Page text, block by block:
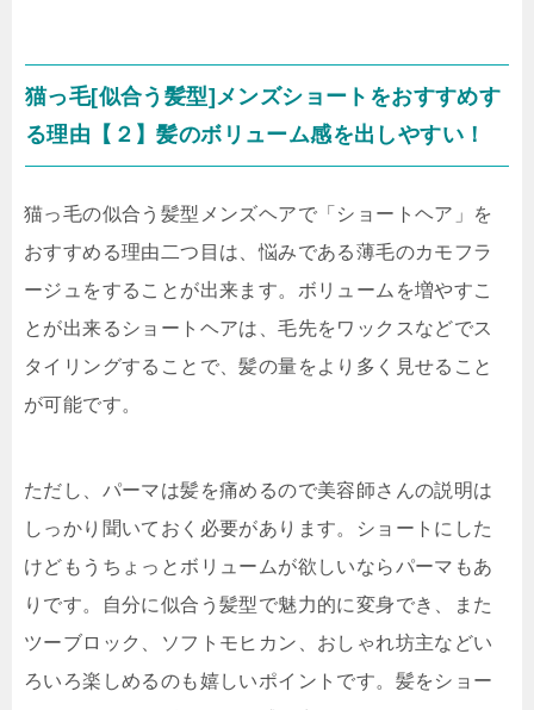
猫っ毛[似合う髪型]メンズショートをおすすめす
る理由【２】髪のボリューム感を出しやすい！
猫っ毛の似合う髪型メンズヘアで「ショートヘア」を
おすすめる理由二つ目は、悩みである薄毛のカモフラ
ージュをすることが出来ます。ボリュームを増やすこ
とが出来るショートヘアは、毛先をワックスなどでス
タイリングすることで、髪の量をより多く見せること
が可能です。
ただし、パーマは髪を痛めるので美容師さんの説明は
しっかり聞いておく必要があります。ショートにした
けどもうちょっとボリュームが欲しいならパーマもあ
りです。自分に似合う髪型で魅力的に変身でき、また
ツーブロック、ソフトモヒカン、おしゃれ坊主などい
ろいろ楽しめるのも嬉しいポイントです。髪をショー